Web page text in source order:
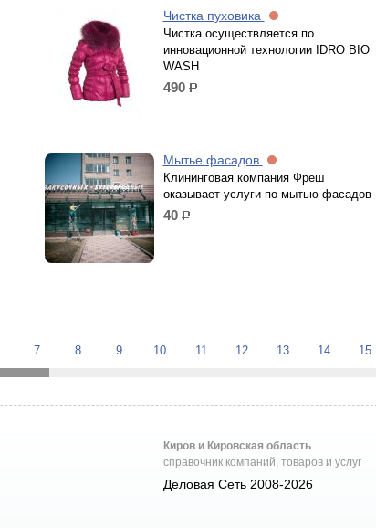
Чистка пуховика
Чистка осуществляется по
инновационной технологии IDRO BIO
WASH
490 р.
Мытье фасадов
Клининговая компания Фреш
оказывает услуги по мытью фасадов
40 р.
7 8 9 10 11 12 13 14 15
Киров и Кировская область
справочник компаний, товаров и услуг
Деловая Сеть 2008-2026